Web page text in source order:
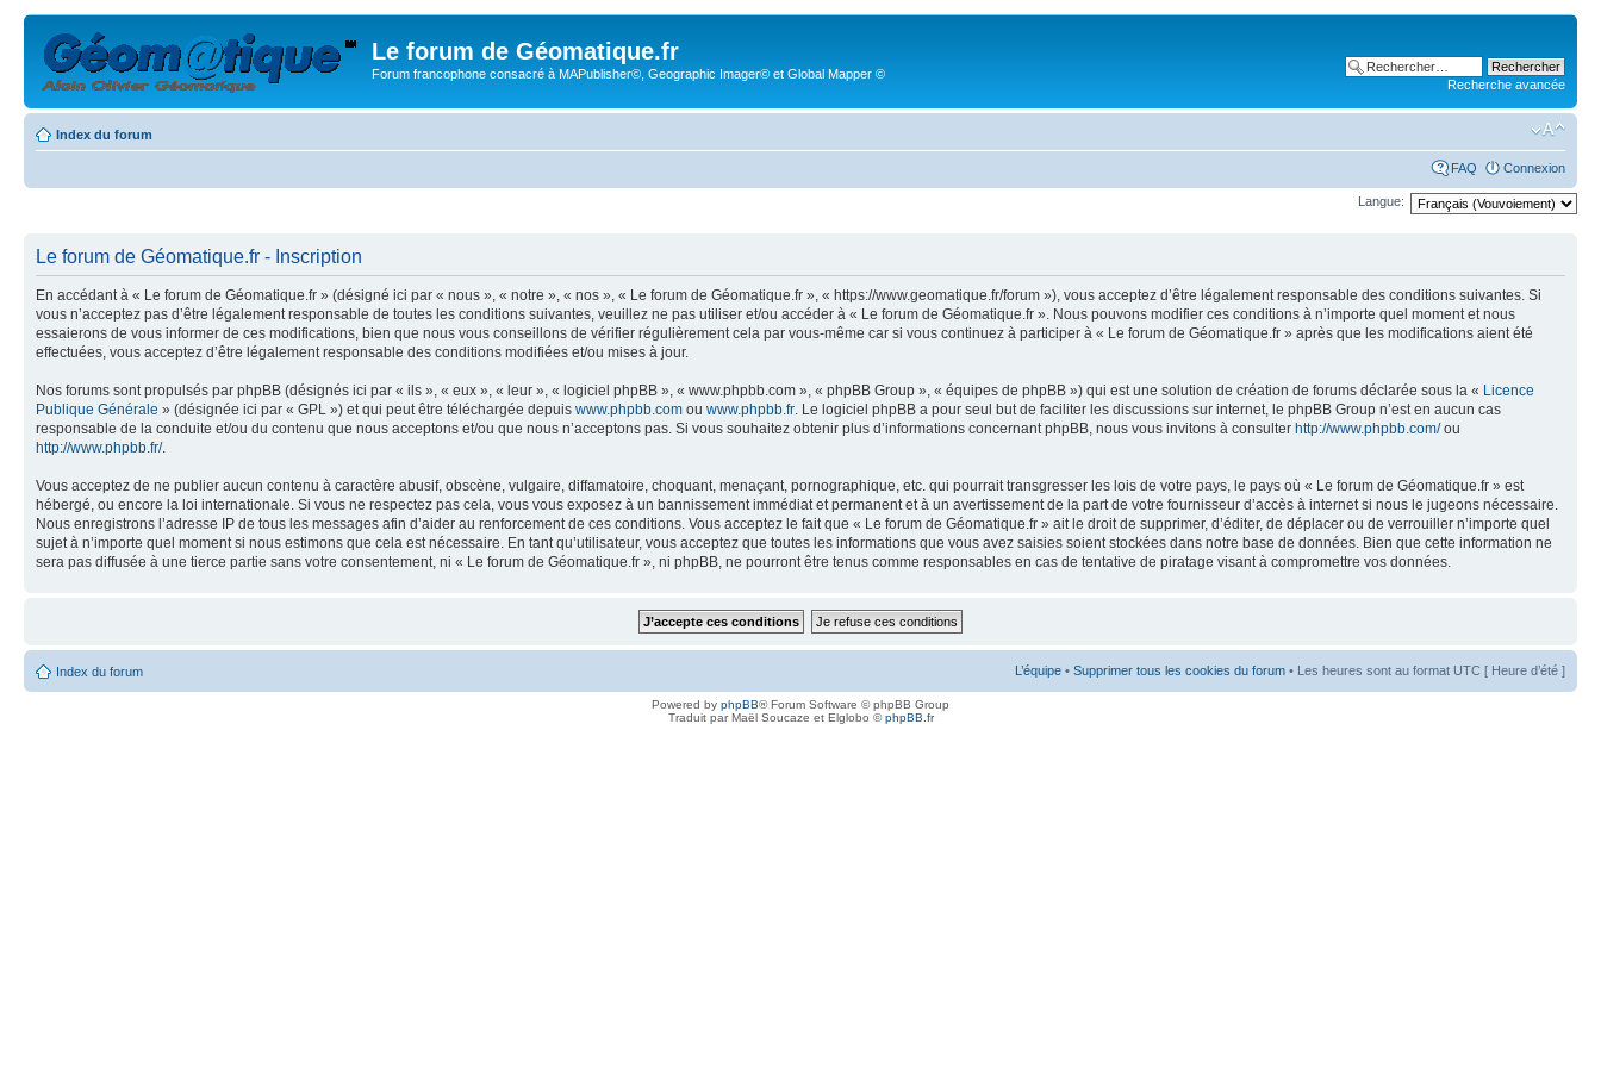
Le forum de Géomatique.fr
Forum francophone consacré à MAPublisher©, Geographic Imager© et Global Mapper ©
Recherche avancée
Index du forum
FAQ Connexion
Langue:
Le forum de Géomatique.fr - Inscription
En accédant à « Le forum de Géomatique.fr » (désigné ici par « nous », « notre », « nos », « Le forum de Géomatique.fr », « https://www.geomatique.fr/forum »), vous acceptez d’être légalement responsable des conditions suivantes. Si
vous n’acceptez pas d’être légalement responsable de toutes les conditions suivantes, veuillez ne pas utiliser et/ou accéder à « Le forum de Géomatique.fr ». Nous pouvons modifier ces conditions à n’importe quel moment et nous
essaierons de vous informer de ces modifications, bien que nous vous conseillons de vérifier régulièrement cela par vous-même car si vous continuez à participer à « Le forum de Géomatique.fr » après que les modifications aient été
effectuées, vous acceptez d’être légalement responsable des conditions modifiées et/ou mises à jour.
Nos forums sont propulsés par phpBB (désignés ici par « ils », « eux », « leur », « logiciel phpBB », « www.phpbb.com », « phpBB Group », « équipes de phpBB ») qui est une solution de création de forums déclarée sous la « Licence
Publique Générale » (désignée ici par « GPL ») et qui peut être téléchargée depuis www.phpbb.com ou www.phpbb.fr. Le logiciel phpBB a pour seul but de faciliter les discussions sur internet, le phpBB Group n’est en aucun cas
responsable de la conduite et/ou du contenu que nous acceptons et/ou que nous n’acceptons pas. Si vous souhaitez obtenir plus d’informations concernant phpBB, nous vous invitons à consulter http://www.phpbb.com/ou
http://www.phpbb.fr/.
Vous acceptez de ne publier aucun contenu à caractère abusif, obscène, vulgaire, diffamatoire, choquant, menaçant, pornographique, etc. qui pourrait transgresser les lois de votre pays, le pays où « Le forum de Géomatique.fr » est
hébergé, ou encore la loi internationale. Si vous ne respectez pas cela, vous vous exposez à un bannissement immédiat et permanent et à un avertissement de la part de votre fournisseur d’accès à internet si nous le jugeons nécessaire.
Nous enregistrons l’adresse IP de tous les messages afin d’aider au renforcement de ces conditions. Vous acceptez le fait que « Le forum de Géomatique.fr » ait le droit de supprimer, d’éditer, de déplacer ou de verrouiller n’importe quel
sujet à n’importe quel moment si nous estimons que cela est nécessaire. En tant qu’utilisateur, vous acceptez que toutes les informations que vous avez saisies soient stockées dans notre base de données. Bien que cette information ne
sera pas diffusée à une tierce partie sans votre consentement, ni « Le forum de Géomatique.fr », ni phpBB, ne pourront être tenus comme responsables en cas de tentative de piratage visant à compromettre vos données.
Index du forum L’équipe • Supprimer tous les cookies du forum • Les heures sont au format UTC [ Heure d’été ]
Powered by phpBB® Forum Software © phpBB Group
Traduit par Maël Soucaze et Elglobo ©phpBB.fr